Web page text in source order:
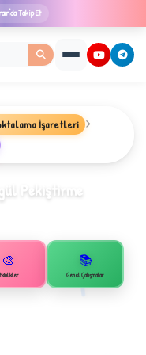
Takip Et
İşaretleri
Pekiştirme
🎨 📚
Genel Çalışmalar
1